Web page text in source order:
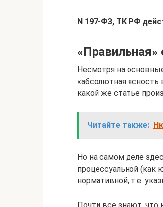
N 197-ФЗ, ТК РФ
«Правильная»
Несмотря на
«абсолютная ясность
какой же статье
Читайте также:
Но на самом деле
процессуальной (как
нормативной, т.е.
Почти все знают, что